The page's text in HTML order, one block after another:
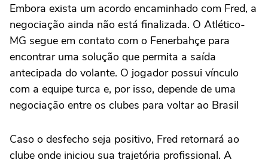
Embora exista um acordo encaminhado com Fred, a
negociação ainda não está finalizada. O Atlético-
MG segue em contato com o Fenerbahçe para
encontrar uma solução que permita a saída
antecipada do volante. O jogador possui vínculo
com a equipe turca e, por isso, depende de uma
negociação entre os clubes para voltar ao Brasil
Caso o desfecho seja positivo, Fred retornará ao
clube onde iniciou sua trajetória profissional. A